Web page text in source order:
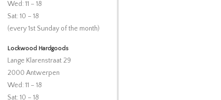
Wed: 11 – 18
Sat: 10 – 18
(every 1st Sunday of the month)
Lockwood Hardgoods
Lange Klarenstraat 29
2000 Antwerpen
Wed: 11 – 18
Sat: 10 – 18